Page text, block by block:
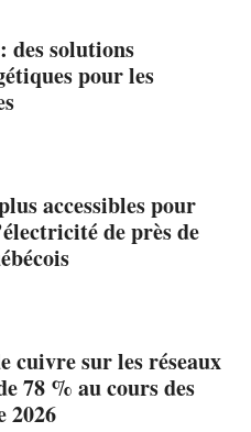
des solutions
pour les
accessibles pour
de près de
cuivre sur les réseaux
78 % au cours des
2026